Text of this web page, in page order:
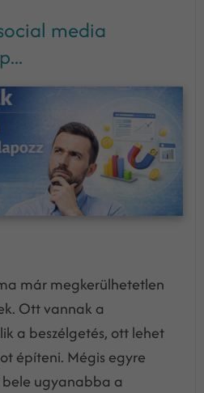
media
már megkerülhetetlen
Ott vannak a
a beszélgetés, ott lehet
építeni. Mégis egyre
ugyanabba a